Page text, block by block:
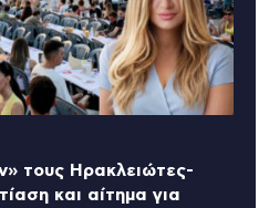
τους Ηρακλειώτες-
και αίτημα για